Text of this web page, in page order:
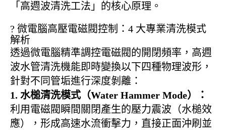
「高週波清洗工法」的核心原理。
?️ 微電腦高壓電磁閥控制：4 大專業清洗模式
解析
透過微電腦精準調控電磁閥的開閉頻率，高週
波水管清洗機能即時變換以下四種物理波形，
針對不同管垢進行深度剝離：
1. 水槌清洗模式（Water Hammer Mode）：
利用電磁閥瞬間關閉產生的壓力震波（水槌效
應），形成高速水流衝擊力，直接正面沖刷並